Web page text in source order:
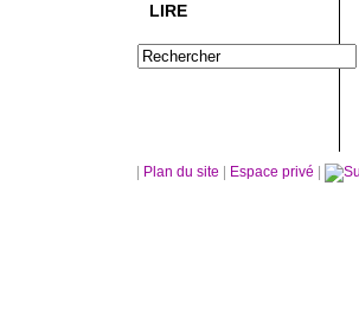
LIRE
Plan du site Espace privé